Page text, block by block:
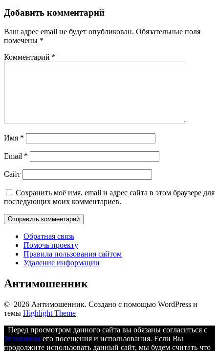
Добавить комментарий
Ваш адрес email не будет опубликован. Обязательные поля
помечены *
Комментарий *
Имя *
Email *
Сайт
Сохранить моё имя, email и адрес сайта в этом браузере для
последующих моих комментариев.
Обратная связь
Помочь проекту
Правила пользования сайтом
Удаление информации
Антимошенник
© 2026 Антимошенник. Создано с помощью WordPress и
темы Highlight Theme
Перед просмотром данного сайта вы обязаны согласиться с
Условиями его посещения и использования. Если Вы
продолжите использовать данный сайт, мы будем считать что